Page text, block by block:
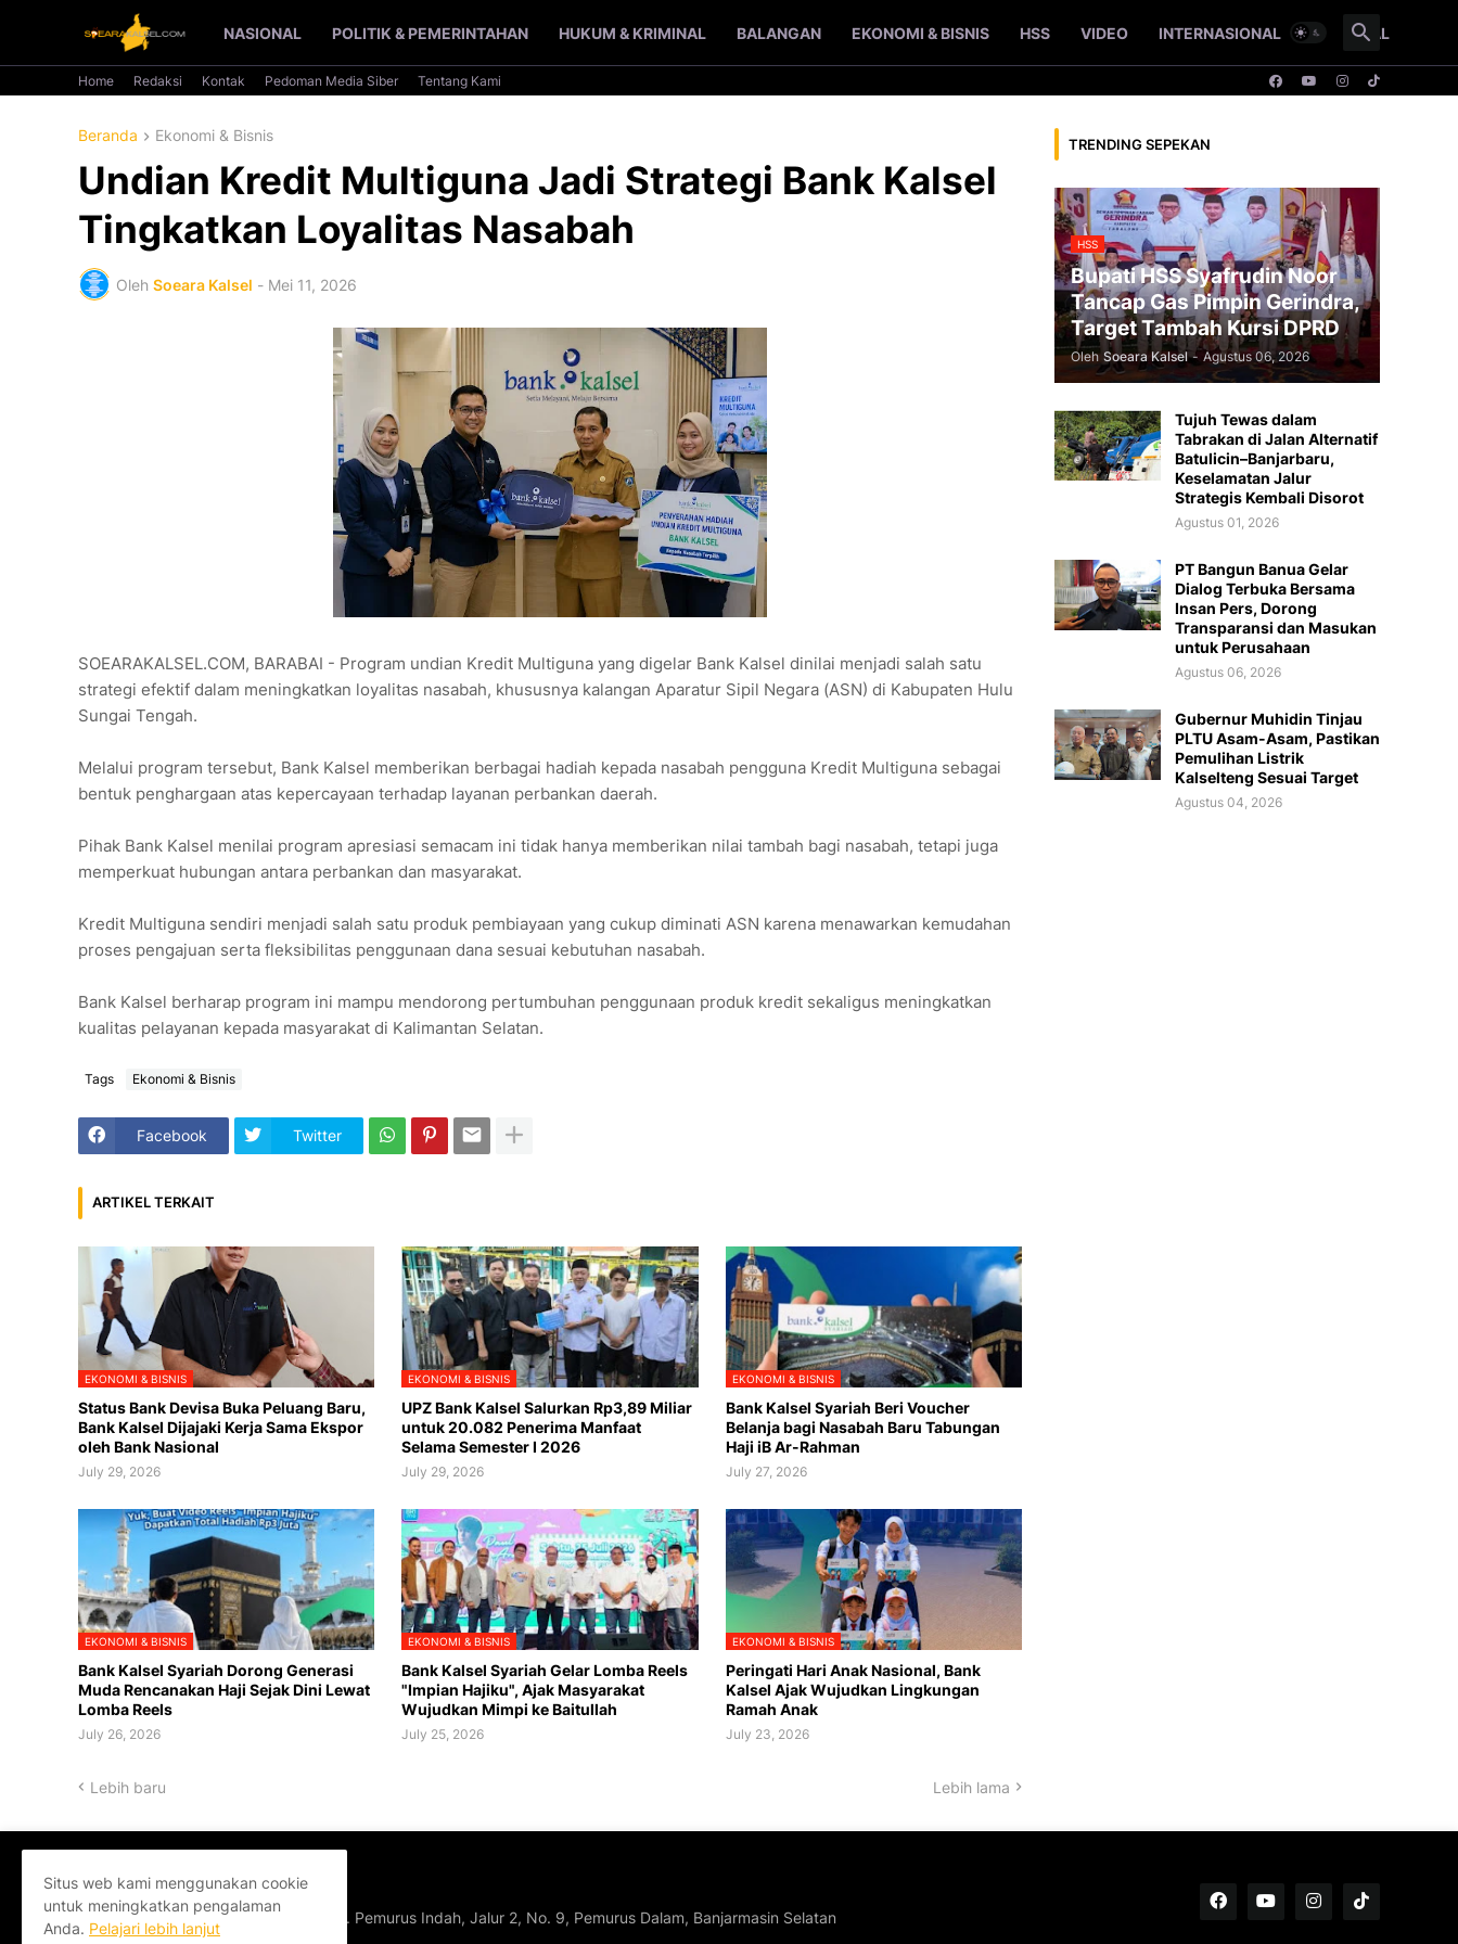
NASIONAL POLITIK & PEMERINTAHAN HUKUM & KRIMINAL BALANGAN EKONOMI & BISNIS HSS VIDEO INTERNASIONAL NASIONAL
Home Redaksi Kontak Pedoman Media Siber Tentang Kami
Beranda Ekonomi & Bisnis
Undian Kredit Multiguna Jadi Strategi Bank Kalsel
Tingkatkan Loyalitas Nasabah
Oleh Soeara Kalsel - Mei 11, 2026
SOEARAKALSEL.COM, BARABAI - Program undian Kredit Multiguna yang digelar Bank Kalsel dinilai menjadi salah satu
strategi efektif dalam meningkatkan loyalitas nasabah, khususnya kalangan Aparatur Sipil Negara (ASN) di Kabupaten Hulu
Sungai Tengah.
Melalui program tersebut, Bank Kalsel memberikan berbagai hadiah kepada nasabah pengguna Kredit Multiguna sebagai
bentuk penghargaan atas kepercayaan terhadap layanan perbankan daerah.
Pihak Bank Kalsel menilai program apresiasi semacam ini tidak hanya memberikan nilai tambah bagi nasabah, tetapi juga
memperkuat hubungan antara perbankan dan masyarakat.
Kredit Multiguna sendiri menjadi salah satu produk pembiayaan yang cukup diminati ASN karena menawarkan kemudahan
proses pengajuan serta fleksibilitas penggunaan dana sesuai kebutuhan nasabah.
Bank Kalsel berharap program ini mampu mendorong pertumbuhan penggunaan produk kredit sekaligus meningkatkan
kualitas pelayanan kepada masyarakat di Kalimantan Selatan.
Tags Ekonomi & Bisnis
Facebook Twitter
ARTIKEL TERKAIT
EKONOMI & BISNIS
Status Bank Devisa Buka Peluang Baru,
Bank Kalsel Dijajaki Kerja Sama Ekspor
oleh Bank Nasional
July 29, 2026
EKONOMI & BISNIS
UPZ Bank Kalsel Salurkan Rp3,89 Miliar
untuk 20.082 Penerima Manfaat
Selama Semester I 2026
July 29, 2026
EKONOMI & BISNIS
Bank Kalsel Syariah Beri Voucher
Belanja bagi Nasabah Baru Tabungan
Haji iB Ar-Rahman
July 27, 2026
EKONOMI & BISNIS
Bank Kalsel Syariah Dorong Generasi
Muda Rencanakan Haji Sejak Dini Lewat
Lomba Reels
July 26, 2026
EKONOMI & BISNIS
Bank Kalsel Syariah Gelar Lomba Reels
"Impian Hajiku", Ajak Masyarakat
Wujudkan Mimpi ke Baitullah
July 25, 2026
EKONOMI & BISNIS
Peringati Hari Anak Nasional, Bank
Kalsel Ajak Wujudkan Lingkungan
Ramah Anak
July 23, 2026
Lebih baru Lebih lama
TRENDING SEPEKAN
HSS
Bupati HSS Syafrudin Noor
Tancap Gas Pimpin Gerindra,
Target Tambah Kursi DPRD
Oleh Soeara Kalsel - Agustus 06, 2026
Tujuh Tewas dalam
Tabrakan di Jalan Alternatif
Batulicin–Banjarbaru,
Keselamatan Jalur
Strategis Kembali Disorot
Agustus 01, 2026
PT Bangun Banua Gelar
Dialog Terbuka Bersama
Insan Pers, Dorong
Transparansi dan Masukan
untuk Perusahaan
Agustus 06, 2026
Gubernur Muhidin Tinjau
PLTU Asam-Asam, Pastikan
Pemulihan Listrik
Kalselteng Sesuai Target
Agustus 04, 2026
OFFICE
Jl Amd XII, Komp. Pemurus Indah, Jalur 2, No. 9, Pemurus Dalam, Banjarmasin Selatan
Situs web kami menggunakan cookie
untuk meningkatkan pengalaman
Anda. Pelajari lebih lanjut